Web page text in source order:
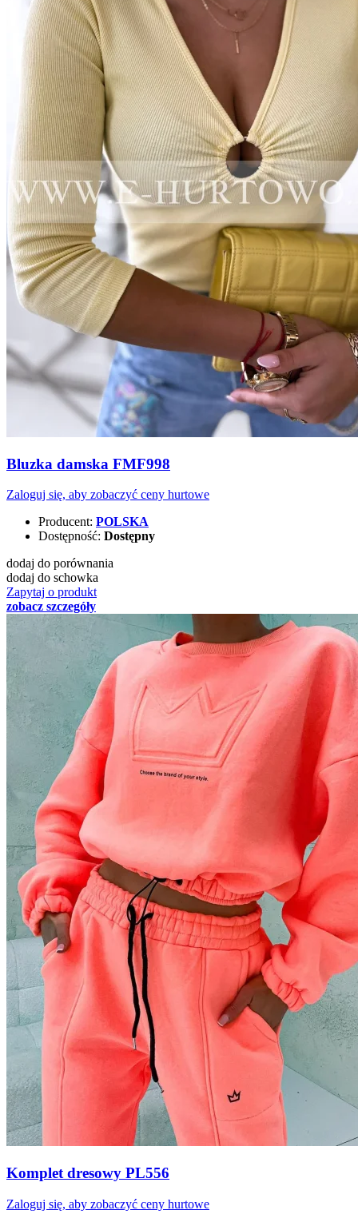
Bluzka damska FMF998
Zaloguj się, aby zobaczyć ceny hurtowe
Producent: POLSKA
Dostępność: Dostępny
dodaj do porównania
dodaj do schowka
Zapytaj o produkt
zobacz szczegóły
Komplet dresowy PL556
Zaloguj się, aby zobaczyć ceny hurtowe